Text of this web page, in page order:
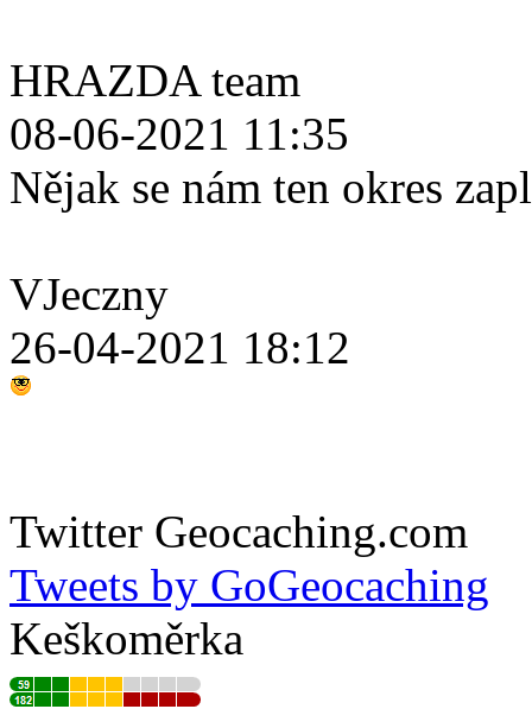
HRAZDA team
08-06-2021 11:35
Nějak se nám ten okres
VJeczny
26-04-2021 18:12
Twitter Geocaching.com
Tweets by GoGeocaching
Keškoměrka